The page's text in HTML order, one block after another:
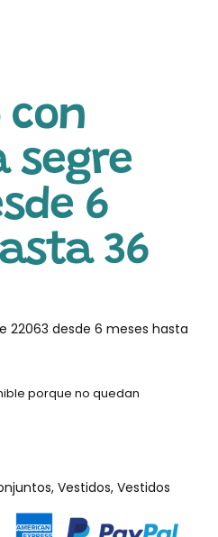
con
segre
6
36
22063 desde 6 meses hasta
porque no quedan
, Vestidos, Vestidos